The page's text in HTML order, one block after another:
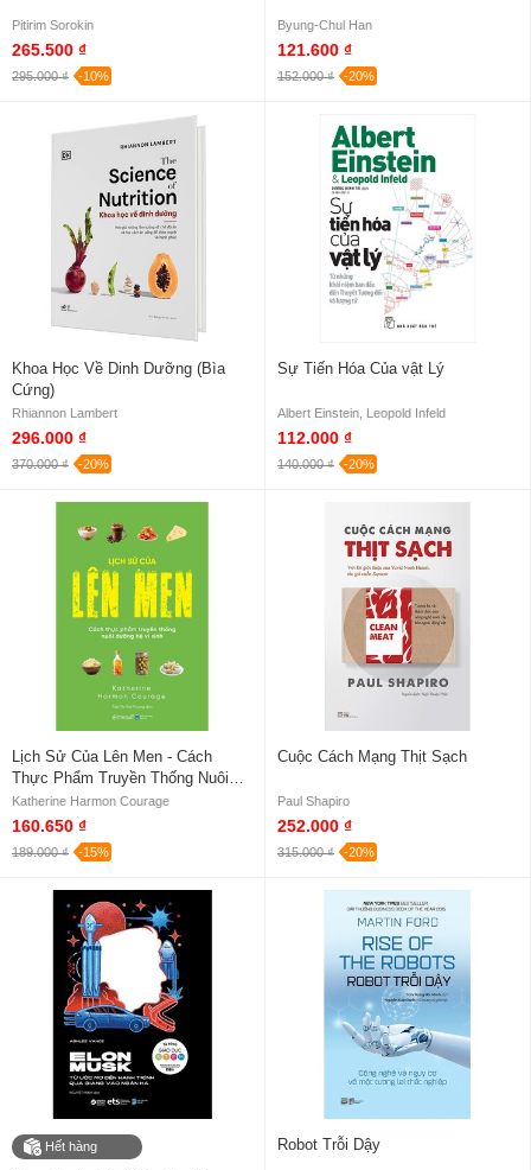
Pitirim Sorokin
265.500 ₫
295.000 ₫ -10%
Byung-Chul Han
121.600 ₫
152.000 ₫ -20%
Khoa Học Về Dinh Dưỡng (Bìa
Cứng)
Rhiannon Lambert
296.000 ₫
370.000 ₫ -20%
Sự Tiến Hóa Của vật Lý
Albert Einstein, Leopold Infeld
112.000 ₫
140.000 ₫ -20%
Lịch Sử Của Lên Men - Cách
Thực Phẩm Truyền Thống Nuôi
Dưỡng Hệ Vi Sinh
Katherine Harmon Courage
160.650 ₫
189.000 ₫ -15%
Cuộc Cách Mạng Thịt Sạch
Paul Shapiro
252.000 ₫
315.000 ₫ -20%
Hết hàng Robot Trỗi Dậy